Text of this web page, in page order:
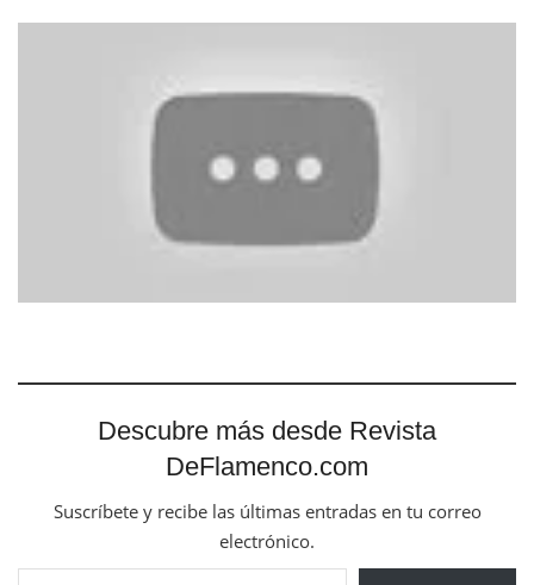
Descubre más desde Revista
DeFlamenco.com
Suscríbete y recibe las últimas entradas en tu correo
electrónico.
Escribe tu correo electrónico…